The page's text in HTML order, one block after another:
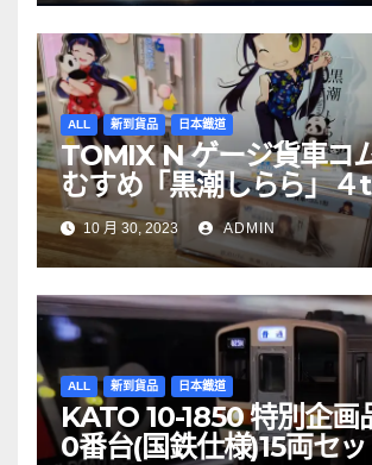
ALL 新到貨品 日本鐡道
TOMIX N ゲージ貨車
むすめ「黒潮しらら」４
10 月 30, 2023 ADMIN
ALL 新到貨品 日本鐡道
KATO 10-1850 特別企画
0番台(国鉄仕様)15両セッ